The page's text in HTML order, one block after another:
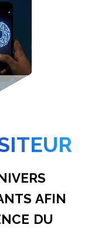
AFIN
DU